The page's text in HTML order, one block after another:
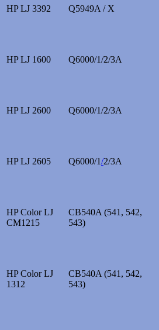
HP LJ 3392 Q5949A / X
HP LJ 1600 Q6000/1/2/3A
HP LJ 2600 Q6000/1/2/3A
HP LJ 2605 Q6000/1/2/3A
HP Color LJ
CM1215
CB540A (541, 542,
543)
HP Color LJ
1312
CB540A (541, 542,
543)